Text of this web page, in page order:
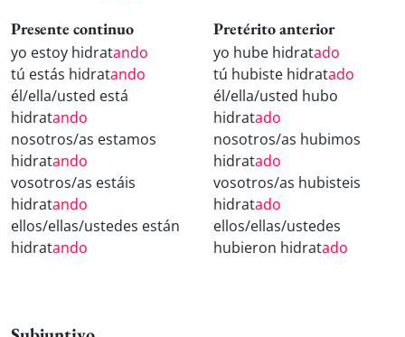
Presente continuo
yo estoy hidratando
tú estás hidratando
él/ella/usted está
hidratando
nosotros/as estamos
hidratando
vosotros/as estáis
hidratando
ellos/ellas/ustedes están
hidratando
Pretérito anterior
yo hube hidratado
tú hubiste hidratado
él/ella/usted hubo
hidratado
nosotros/as hubimos
hidratado
vosotros/as hubisteis
hidratado
ellos/ellas/ustedes
hubieron hidratado